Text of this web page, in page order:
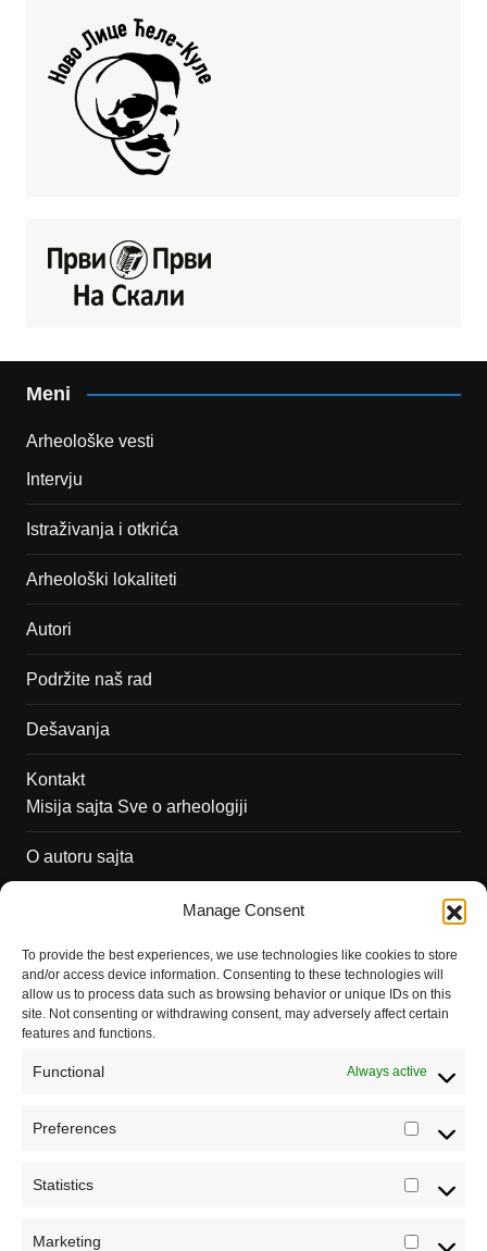
Manage Consent
To provide the best experiences, we use technologies like cookies to store
and/or access device information. Consenting to these technologies will
allow us to process data such as browsing behavior or unique IDs on this
site. Not consenting or withdrawing consent, may adversely affect certain
features and functions.
Functional Always active
Preferences
Statistics
Marketing
Meni
Arheološke vesti
Intervju
Istraživanja i otkrića
Arheološki lokaliteti
Autori
Podržite naš rad
Dešavanja
Kontakt
Misija sajta Sve o arheologiji
O autoru sajta
Saradnja